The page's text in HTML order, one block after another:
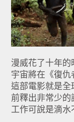
漫威花了十年
宇宙將在《復
這部電影就是全
前釋出非常少
工作可說是滴水